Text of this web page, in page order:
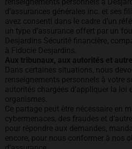
d’assurances générales inc. et ses
avez consenti dans le cadre d’un
un type d’assurance offert par un
Desjardins Sécurité financière,
à Fiducie Desjardins.
Aux tribunaux, aux autorités et
Dans certaines situations, nous
renseignements personnels à votre
autorités chargées d’appliquer la loi
organismes.
Ce partage peut être nécessaire en
cybermenaces, des fraudes et
pour répondre aux demandes,
encore, pour nous conformer à nos